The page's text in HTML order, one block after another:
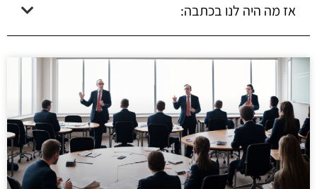
אז מה היה לנו בכתבה: